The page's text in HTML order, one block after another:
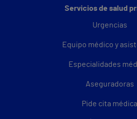
Servicios de salud
Urgencias
Equipo médico y
Especialidades
Aseguradoras
Pide cita médica